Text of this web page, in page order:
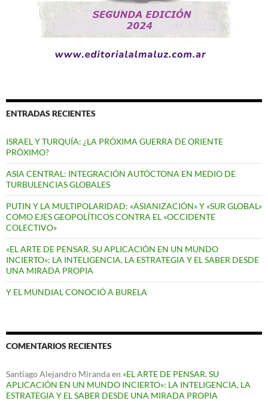
ENTRADAS RECIENTES
ISRAEL Y TURQUÍA: ¿LA PRÓXIMA GUERRA DE ORIENTE
PRÓXIMO?
ASIA CENTRAL: INTEGRACIÓN AUTÓCTONA EN MEDIO DE
TURBULENCIAS GLOBALES
PUTIN Y LA MULTIPOLARIDAD: «ASIANIZACIÓN» Y «SUR GLOBAL»
COMO EJES GEOPOLÍTICOS CONTRA EL «OCCIDENTE
COLECTIVO»
«EL ARTE DE PENSAR. SU APLICACIÓN EN UN MUNDO
INCIERTO»: LA INTELIGENCIA, LA ESTRATEGIA Y EL SABER DESDE
UNA MIRADA PROPIA
Y EL MUNDIAL CONOCIÓ A BURELA
COMENTARIOS RECIENTES
Santiago Alejandro Mirandaen «EL ARTE DE PENSAR. SU
APLICACIÓN EN UN MUNDO INCIERTO»: LA INTELIGENCIA, LA
ESTRATEGIA Y EL SABER DESDE UNA MIRADA PROPIA